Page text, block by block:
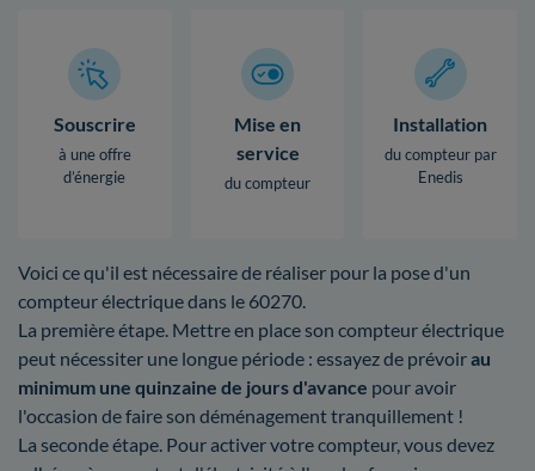
Souscrire
à une offre
d’énergie
Mise en
service
du compteur
Installation
du compteur par
Enedis
Voici ce qu'il est nécessaire de réaliser pour la pose d'un
compteur électrique dans le 60270.
La première étape. Mettre en place son compteur électrique
peut nécessiter une longue période : essayez de prévoirau
minimum une quinzaine de jours d'avance pour avoir
l'occasion de faire son déménagement tranquillement !
La seconde étape. Pour activer votre compteur, vous devez